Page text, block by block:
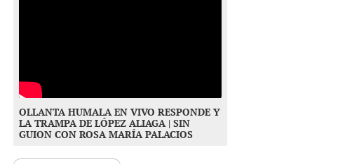
OLLANTA HUMALA EN VIVO RESPONDE Y
LA TRAMPA DE LÓPEZ ALIAGA | SIN
GUION CON ROSA MARÍA PALACIOS